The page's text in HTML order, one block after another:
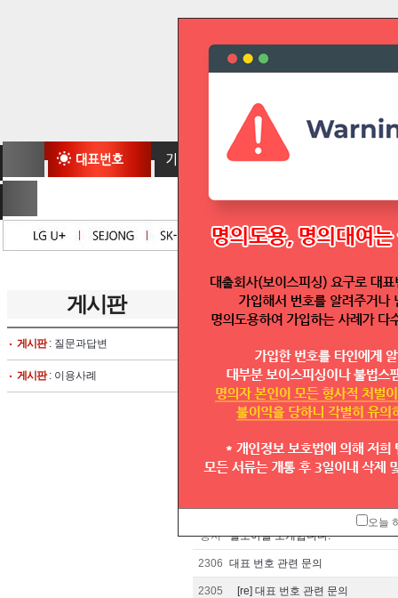
오늘
게시판
게시판: 질문과답변
게시판: 이용사례
total2573articles
대표번호실시간조회
공지 1544대표번호신청서/1644대표번
고객센터 운영시간 안내
공지 대표번호 실시간 조회방법
공지 텔모아를 소개합니다.
2306 대표 번호 관련 문의
2305 [re] 대표 번호 관련 문의